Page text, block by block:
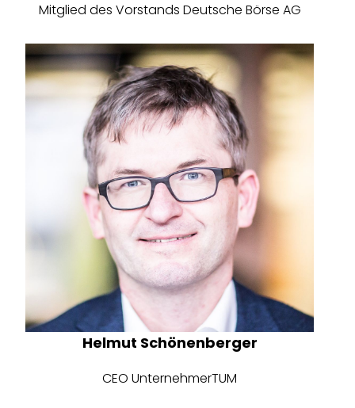
Mitglied des Vorstands Deutsche Börse AG
Helmut Schönenberger
CEO UnternehmerTUM